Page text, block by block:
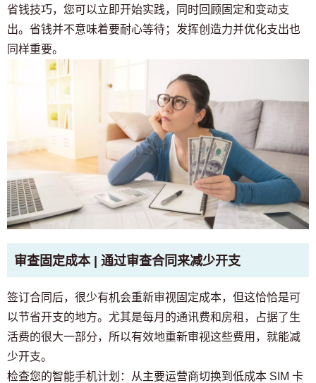
省钱技巧，您可以立即开始实践，同时回顾固定和变动支
出。省钱并不意味着要耐心等待；发挥创造力并优化支出也
同样重要。
审查固定成本 | 通过审查合同来减少开支
签订合同后，很少有机会重新审视固定成本，但这恰恰是可
以节省开支的地方。尤其是每月的通讯费和房租，占据了生
活费的很大一部分，所以有效地重新审视这些费用，就能减
少开支。
检查您的智能手机计划：从主要运营商切换到低成本 SIM 卡
仅供预定入住者与居民使用
03-6712-4344